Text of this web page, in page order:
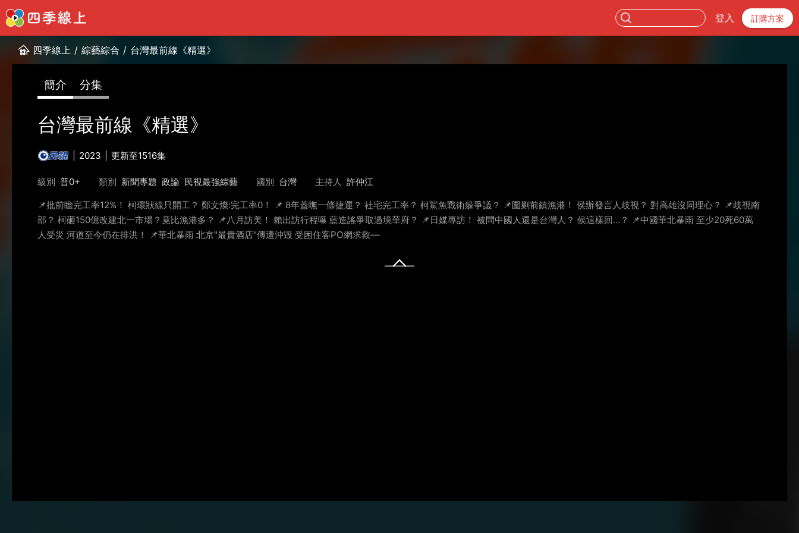
登入 訂購方案
四季線上 / 綜藝綜合 / 台灣最前線《精選》
簡介 分集
台灣最前線《精選》
2023 更新至1516集
級別 普0+ 類別 新聞專題 政論 民視最強綜藝 國別 台灣 主持人 許仲江
📌批前瞻完工率12%！ 柯環狀線只開工？ 鄭文燦:完工率0！ 📌 8年蓋嘸一條捷運？ 社宅完工率？ 柯鯊魚戰術躲爭議？ 📌圍剿前鎮漁港！ 侯辦發言人歧視？ 對高雄沒同理心？ 📌歧視南
部？ 柯砸150億改建北一市場？竟比漁港多？ 📌八月訪美！ 賴出訪行程曝 藍造謠爭取過境華府？ 📌日媒專訪！ 被問中國人還是台灣人？ 侯這樣回...？ 📌中國華北暴雨 至少20死60萬
人受災 河道至今仍在排洪！ 📌華北暴雨 北京"最貴酒店"傳遭沖毀 受困住客PO網求救––